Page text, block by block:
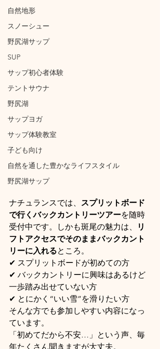
自然地形
スノーシュー
野尻湖サップ
SUP
サップ初心者体験
テントサウナ
野尻湖
サップヨガ
サップ体験教室
子ども向け
自然を通した豊かなライフスタイル
野尻湖サップ
ナチュランスでは、
スプリットボード
で行くバックカントリーツアーを随時
受付中です。しかも斑尾の魅力は、
リ
フトアクセスでそのままバックカント
リーに入れるところ。
✔ スプリットボードが初めての方
✔ バックカントリーに興味はあるけど
一歩踏み出せていない方
✔ とにかく“いい雪”を滑りたい方
そんな方でも参加しやすい内容になっ
ています。
「初めてだから不安…」という声、毎
年たくさん聞きますが大丈夫。